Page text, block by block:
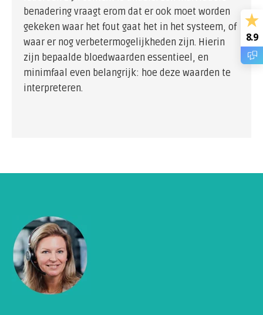
benadering vraagt erom dat er ook moet worden
gekeken waar het fout gaat het in het systeem, of
waar er nog verbetermogelijkheden zijn. Hierin
zijn bepaalde bloedwaarden essentieel, en
minimfaal even belangrijk: hoe deze waarden te
interpreteren.
8.9